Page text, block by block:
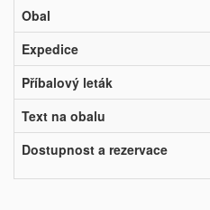
Obal
Expedice
Příbalový leták
Text na obalu
Dostupnost a rezervace